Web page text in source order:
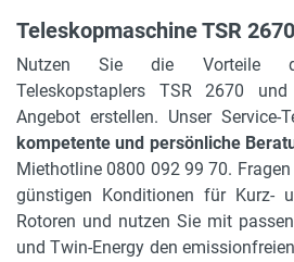
Teleskopmaschine TSR
Nutzen Sie die Vorteile
Teleskopstaplers TSR 2670
Angebot erstellen. Unser Service-
kompetente und persönliche
Miethotline 0800 092 99 70.
günstigen Konditionen für Kurz-
Rotoren und nutzen Sie mit
und Twin-Energy den